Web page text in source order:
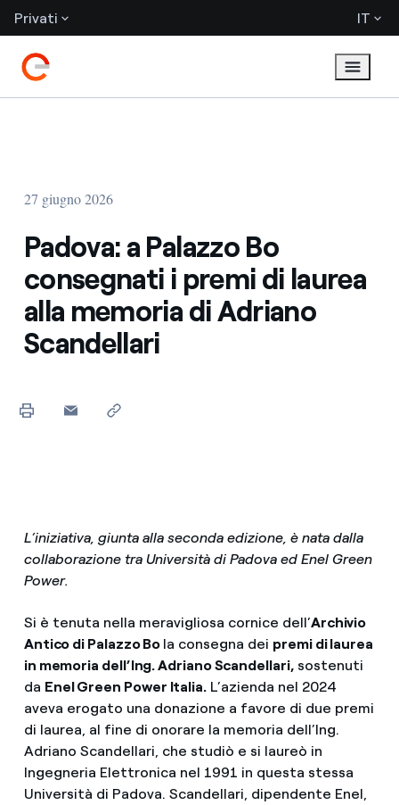
Privati IT
27 giugno 2026
Padova: a Palazzo Bo
consegnati i premi di laurea
alla memoria di Adriano
Scandellari
L’iniziativa, giunta alla seconda edizione, è nata dalla
collaborazione tra Università di Padova ed Enel Green
Power.
Si è tenuta nella meravigliosa cornice dell’Archivio
Antico di Palazzo Bo la consegna dei premi di laurea
in memoria dell’Ing. Adriano Scandellari, sostenuti
da Enel Green Power Italia.L’azienda nel 2024
aveva erogato una donazione a favore di due premi
di laurea, al fine di onorare la memoria dell’Ing.
Adriano Scandellari, che studiò e si laureò in
Ingegneria Elettronica nel 1991 in questa stessa
Università di Padova. Scandellari, dipendente Enel,